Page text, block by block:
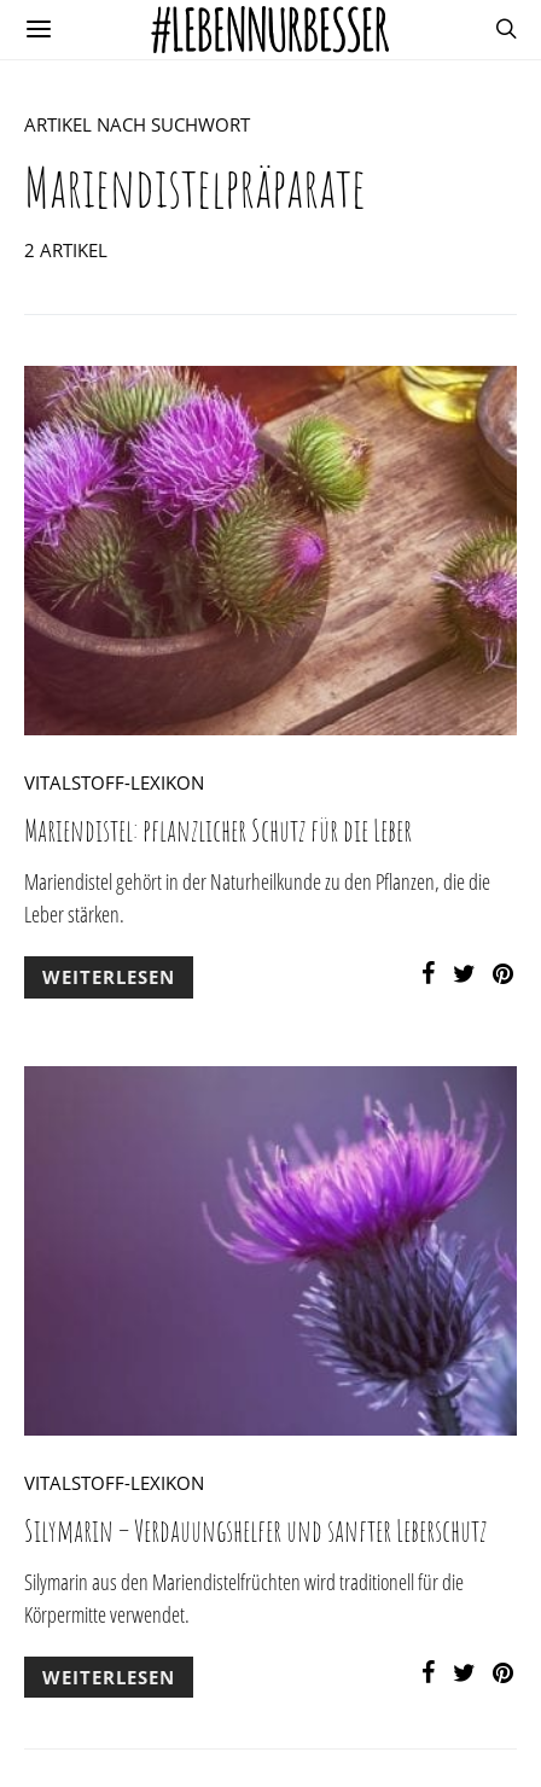
ARTIKEL NACH SUCHWORT
Mariendistelpräparate
2 ARTIKEL
VITALSTOFF-LEXIKON
Mariendistel: pflanzlicher Schutz für die Leber
Mariendistel gehört in der Naturheilkunde zu den Pflanzen, die die
Leber stärken.
WEITERLESEN
VITALSTOFF-LEXIKON
Silymarin – Verdauungshelfer und sanfter Leberschutz
Silymarin aus den Mariendistelfrüchten wird traditionell für die
Körpermitte verwendet.
WEITERLESEN